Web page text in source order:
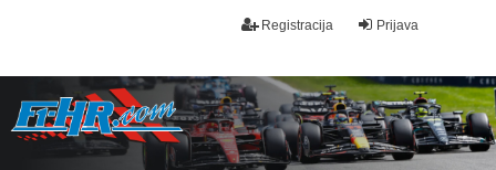
Prijava
Registracija